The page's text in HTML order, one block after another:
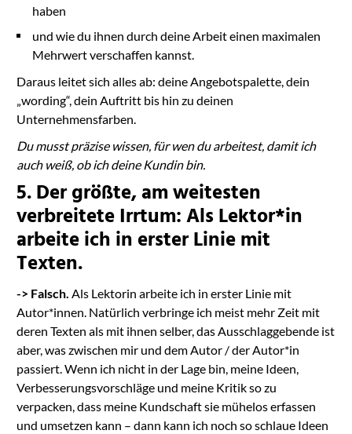
haben
und wie du ihnen durch deine Arbeit einen maximalen
Mehrwert verschaffen kannst.
Daraus leitet sich alles ab: deine Angebotspalette, dein
„wording“, dein Auftritt bis hin zu deinen
Unternehmensfarben.
Du musst präzise wissen, für wen du arbeitest, damit ich
auch weiß, ob ich deine Kundin bin.
5. Der größte, am weitesten
verbreitete Irrtum: Als Lektor*in
arbeite ich in erster Linie mit
Texten.
-> Falsch. Als Lektorin arbeite ich in erster Linie mit
Autor*innen. Natürlich verbringe ich meist mehr Zeit mit
deren Texten als mit ihnen selber, das Ausschlaggebende ist
aber, was zwischen mir und dem Autor / der Autor*in
passiert. Wenn ich nicht in der Lage bin, meine Ideen,
Verbesserungsvorschläge und meine Kritik so zu
verpacken, dass meine Kundschaft sie mühelos erfassen
und umsetzen kann – dann kann ich noch so schlaue Ideen